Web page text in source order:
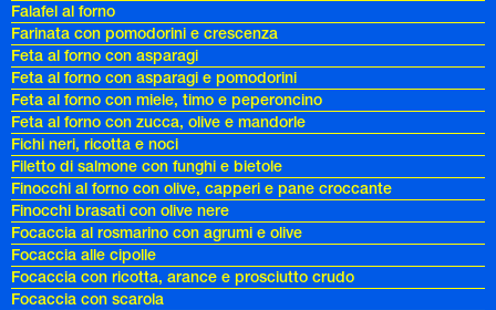
Falafel al forno
Farinata con pomodorini e crescenza
Feta al forno con asparagi
Feta al forno con asparagi e pomodorini
Feta al forno con miele, timo e peperoncino
Feta al forno con zucca, olive e mandorle
Fichi neri, ricotta e noci
Filetto di salmone con funghi e bietole
Finocchi al forno con olive, capperi e pane croccante
Finocchi brasati con olive nere
Focaccia al rosmarino con agrumi e olive
Focaccia alle cipolle
Focaccia con ricotta, arance e prosciutto crudo
Focaccia con scarola